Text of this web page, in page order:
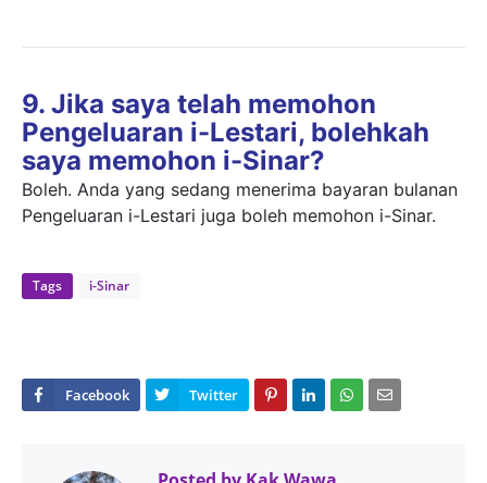
9. Jika saya telah memohon
Pengeluaran i-Lestari, bolehkah
saya memohon i-Sinar?
Boleh. Anda yang sedang menerima bayaran bulanan
Pengeluaran i-Lestari juga boleh memohon i-Sinar.
Tags i-Sinar